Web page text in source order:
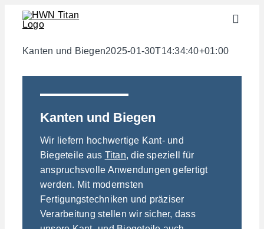
Zum
Inhalt
Toggle
Branchen
Halbzeuge
Werkstoffe
Services
Downloads
Über uns
Kontakt
Gewichtsrechner
Kanten und Biegen2025-01-30T14:34:40+01:00
Kanten und Biegen
Wir liefern hochwertige Kant- und
Biegeteile aus Titan, die speziell für
anspruchsvolle Anwendungen gefertigt
werden. Mit modernsten
Fertigungstechniken und präziser
Verarbeitung stellen wir sicher, dass